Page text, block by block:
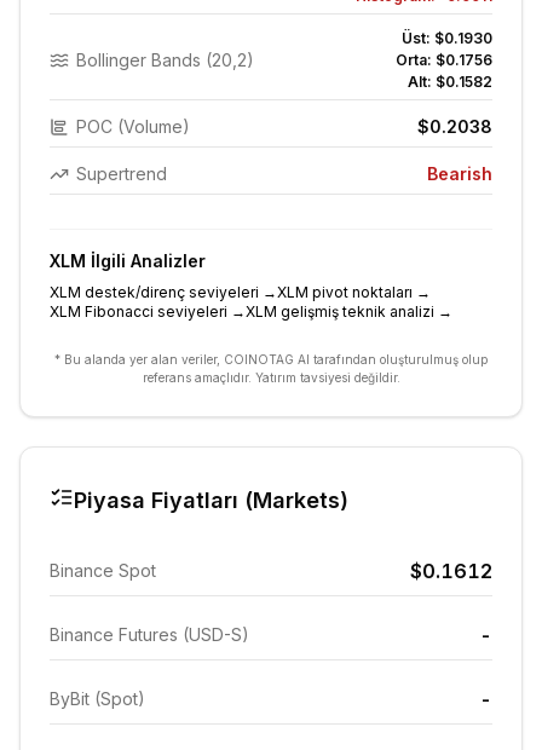
Bollinger Bands (20,2)
Üst: $0.1930
Orta: $0.1756
Alt: $0.1582
POC (Volume) $0.2038
Supertrend Bearish
XLM İlgili Analizler
XLM destek/direnç seviyeleri →XLM pivot noktaları →
XLM Fibonacci seviyeleri →XLM gelişmiş teknik analizi →
* Bu alanda yer alan veriler, COINOTAG AI tarafından oluşturulmuş olup
referans amaçlıdır. Yatırım tavsiyesi değildir.
Piyasa Fiyatları (Markets)
Binance Spot $0.1612
Binance Futures (USD-S) -
ByBit (Spot) -